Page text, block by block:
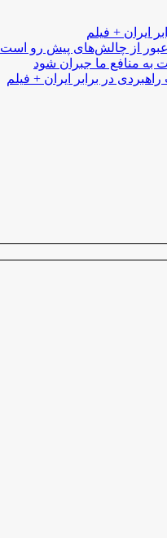
ایران + فیلم
عبور از چالش‌های پیش رو است
به منافع ما جبران شود
در برابر ایران + فیلم